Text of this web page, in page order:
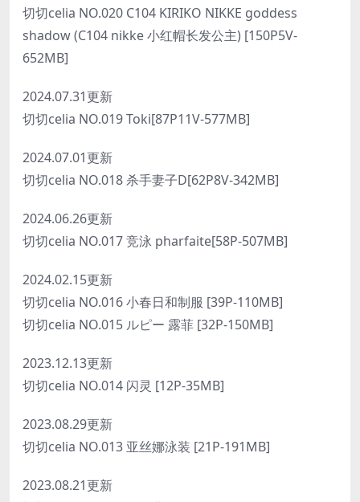
切切celia NO.020 C104 KIRIKO NIKKE goddess
shadow (C104 nikke 小红帽长发公主) [150P5V-
652MB]
2024.07.31更新
切切celia NO.019 Toki[87P11V-577MB]
2024.07.01更新
切切celia NO.018 杀手妻子D[62P8V-342MB]
2024.06.26更新
切切celia NO.017 竞泳 pharfaite[58P-507MB]
2024.02.15更新
切切celia NO.016 小春日和制服 [39P-110MB]
切切celia NO.015 ルピー 露菲 [32P-150MB]
2023.12.13更新
切切celia NO.014 闪灵 [12P-35MB]
2023.08.29更新
切切celia NO.013 亚丝娜泳装 [21P-191MB]
2023.08.21更新